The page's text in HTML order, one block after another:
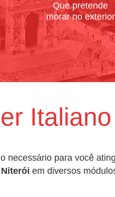
Que pretende
morar no exterior
Italiano
necessário para você
em diversos